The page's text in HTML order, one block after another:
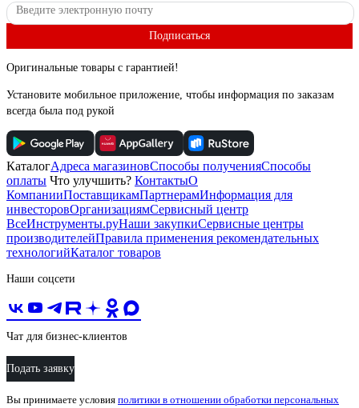
Подписаться
Оригинальные товары с гарантией!
Установите мобильное приложение, чтобы информация по заказам
всегда была под рукой
КаталогАдреса магазиновСпособы полученияСпособы
оплаты Что улучшить? КонтактыО
КомпанииПоставщикамПартнерамИнформация для
инвесторовОрганизациямСервисный центр
ВсеИнструменты.руНаши закупкиСервисные центры
производителейПравила применения рекомендательных
технологийКаталог товаров
Наши соцсети
Чат для бизнес-клиентов
Подать заявку
Вы принимаете условия политики в отношении обработки персональных